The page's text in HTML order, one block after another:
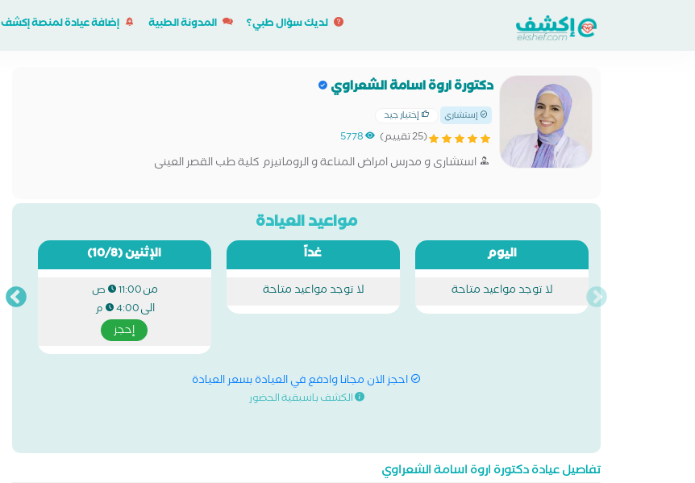
لديك سؤال طبي؟ المدونة الطبية إضافة عيادة لمنصة إكشف
دكتورة اروة اسامة الشعراوي
إستشاري إختيار جيد
(25 تقييم) 5778
استشارى و مدرس امراض المناعة و الروماتيزم كلية طب القصر العينى
مواعيد العيادة
اليوم
لا توجد مواعيد متاحة
غداً
لا توجد مواعيد متاحة
الإثنين(10/8)
من11:00 ص
الى4:00 م
إحجز
احجز الان مجانا وادفع في العيادة بسعر العيادة
الكشف باسبقية الحضور
تفاصيل عيادة دكتورة اروة اسامة الشعراوي